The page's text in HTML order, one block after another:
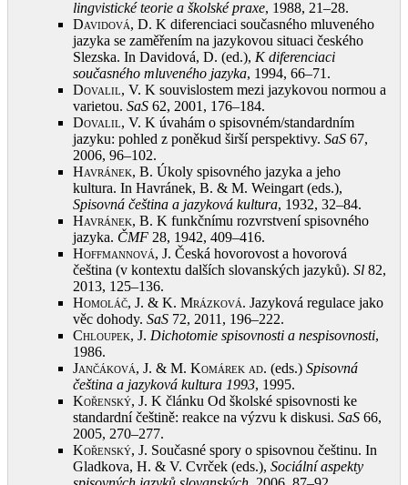
lingvistické teorie a školské praxe, 1988, 21–28.
Davidová, D. K diferenciaci současného mluveného
jazyka se zaměřením na jazykovou situaci českého
Slezska. In Davidová, D. (ed.), K diferenciaci
současného mluveného jazyka, 1994, 66–71 .
Dovalil, V. K souvislostem mezi jazykovou normou a
varietou. SaS 62, 2001, 176–184.
Dovalil, V. K úvahám o spisovném/standardním
jazyku: pohled z poněkud širší perspektivy. SaS 67,
2006, 96–102.
Havránek, B. Úkoly spisovného jazyka a jeho
kultura. In Havránek, B. & M. Weingart (eds.),
Spisovná čeština a jazyková kultura, 1932, 32–84.
Havránek, B. K funkčnímu rozvrstvení spisovného
jazyka. ČMF 28, 1942, 409–416.
Hoffmannová, J. Česká hovorovost a hovorová
čeština (v kontextu dalších slovanských jazyků). Sl 82,
2013, 125–136.
Homoláč, J. & K. Mrázková. Jazyková regulace jako
věc dohody. SaS 72, 2011, 196–222.
Chloupek, J. Dichotomie spisovnosti a nespisovnosti,
1986.
Jančáková, J. & M. Komárek ad. (eds.) Spisovná
čeština a jazyková kultura 1993, 1995.
Kořenský, J. K článku Od školské spisovnosti ke
standardní češtině: reakce na výzvu k diskusi. SaS 66,
2005, 270–277.
Kořenský, J. Současné spory o spisovnou češtinu. In
Gladkova, H. & V. Cvrček (eds.), Sociální aspekty